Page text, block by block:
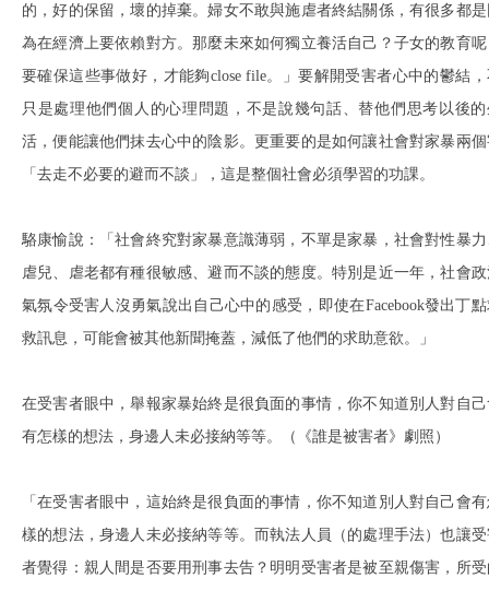
的，好的保留，壞的掉棄。婦女不敢與施虐者終結關係，有很多都
為在經濟上要依賴對方。那麼未來如何獨立養活自己？子女的教育
要確保這些事做好，才能夠close file。」要解開受害者心中的鬱結
只是處理他們個人的心理問題，不是說幾句話、替他們思考以後的
活，便能讓他們抹去心中的陰影。更重要的是如何讓社會對家暴兩
「去走不必要的避而不談」，這是整個社會必須學習的功課。
駱康愉說：「社會終究對家暴意識薄弱，不單是家暴，社會對性暴
虐兒、虐老都有種很敏感、避而不談的態度。特別是近一年，社會
氣氛令受害人沒勇氣說出自己心中的感受，即使在Facebook發出丁
救訊息，可能會被其他新聞掩蓋，減低了他們的求助意欲。」
在受害者眼中，舉報家暴始終是很負面的事情，你不知道別人對自
有怎樣的想法，身邊人未必接納等等。（《誰是被害者》劇照）
「在受害者眼中，這始終是很負面的事情，你不知道別人對自己會
樣的想法，身邊人未必接納等等。而執法人員（的處理手法）也讓
者覺得：親人間是否要用刑事去告？明明受害者是被至親傷害，所